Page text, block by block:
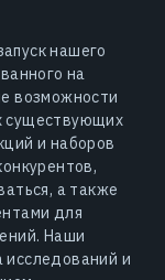
нашего
на
возможности
существующих
и наборов
а также
для
Наши
и